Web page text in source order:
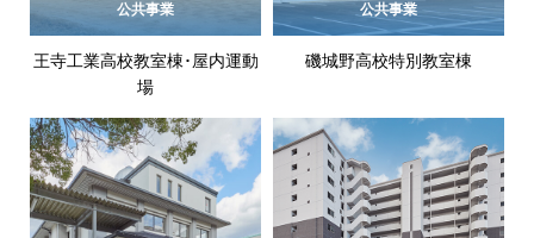
公共事業
王寺工業高校教室棟･屋内運動
場
公共事業
磯城野高校特別教室棟